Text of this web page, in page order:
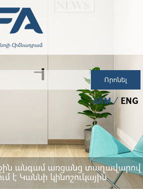
Որոնել
ARM ENG
անգամ առցանց տաղավարով
է Կաննի կինոշուկային